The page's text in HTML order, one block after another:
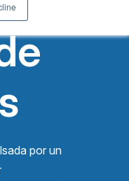
por un
Hindi
Tagalog